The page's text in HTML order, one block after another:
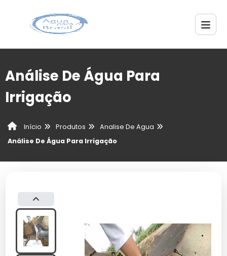
Análise De Água Para
Irrigação
Início Produtos
Analise De Agua
Análise De Água Para Irrigação